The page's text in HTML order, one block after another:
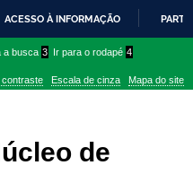
ACESSO À INFORMAÇÃO
a busca 3 Ir para o rodapé 4
contraste Escala de cinza Mapa do site
de